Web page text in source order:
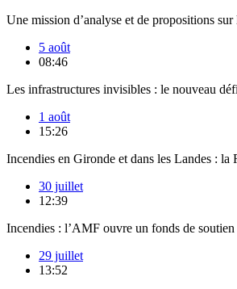
Une mission d’analyse et de propositions sur
5 août
08:46
Les infrastructures invisibles : le nouveau
1 août
15:26
Incendies en Gironde et dans les Landes : la
30 juillet
12:39
Incendies : l’AMF ouvre un fonds de
29 juillet
13:52